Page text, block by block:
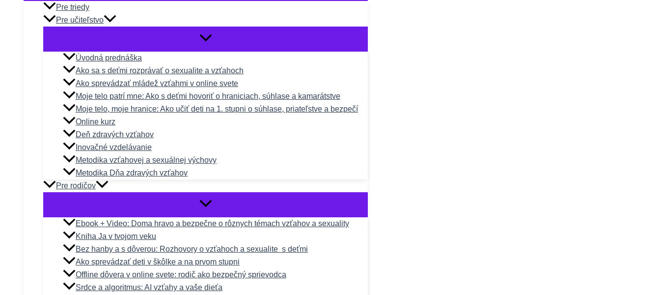
Pre triedy
Pre učiteľstvo
Úvodná prednáška
Ako sa s deťmi rozprávať o sexualite a vzťahoch
Ako sprevádzať mládež vzťahmi v online svete
Moje telo patrí mne: Ako s deťmi hovoriť o hraniciach, súhlase a kamarátstve
Moje telo, moje hranice: Ako učiť deti na 1. stupni o súhlase, priateľstve a bezpečí
Online kurz
Deň zdravých vzťahov
Inovačné vzdelávanie
Metodika vzťahovej a sexuálnej výchovy
Metodika Dňa zdravých vzťahov
Pre rodičov
Ebook + Video: Doma hravo a bezpečne o rôznych témach vzťahov a sexuality
Kniha Ja v tvojom veku
Bez hanby a s dôverou: Rozhovory o vzťahoch a sexualite s deťmi
Ako sprevádzať deti v škôlke a na prvom stupni
Offline dôvera v online svete: rodič ako bezpečný sprievodca
Srdce a algoritmus: AI vzťahy a vaše dieťa